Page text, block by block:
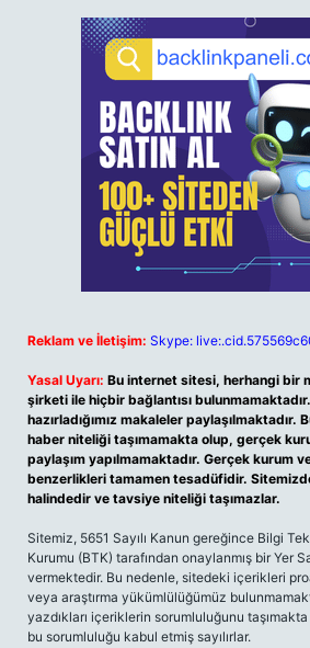
Reklam ve İletişim: Skype:
Yasal Uyarı: Bu internet sitesi, herhangi bir
şirketi ile hiçbir bağlantısı
hazırladığımız makaleler
haber niteliği taşımamakta olup, gerçek
paylaşım yapılmamaktadır. Gerçek kurum
benzerlikleri tamamen tesadüfidir.
halindedir ve tavsiye niteliği taşımazlar.
Sitemiz, 5651 Sayılı Kanun gereğince Bilgi
Kurumu (BTK) tarafından onaylanmış bir Yer
vermektedir. Bu nedenle, sitedeki içerikleri
veya araştırma yükümlülüğümüz
yazdıkları içeriklerin sorumluluğunu
bu sorumluluğu kabul etmiş sayılırlar.